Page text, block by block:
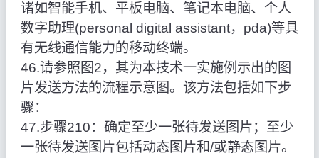
诸如智能手机、平板电脑、笔记本电脑、个人
数字助理(personal digital assistant，pda)等具
有无线通信能力的移动终端。
46.请参照图2，其为本技术一实施例示出的图
片发送方法的流程示意图。该方法包括如下步
骤：
47.步骤210：确定至少一张待发送图片；至少
一张待发送图片包括动态图片和/或静态图片。